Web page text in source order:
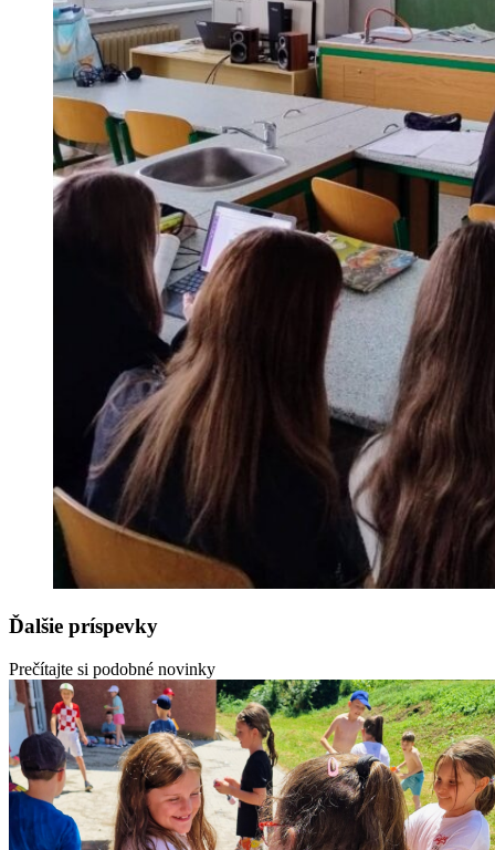
Ďalšie príspevky
Prečítajte si podobné novinky